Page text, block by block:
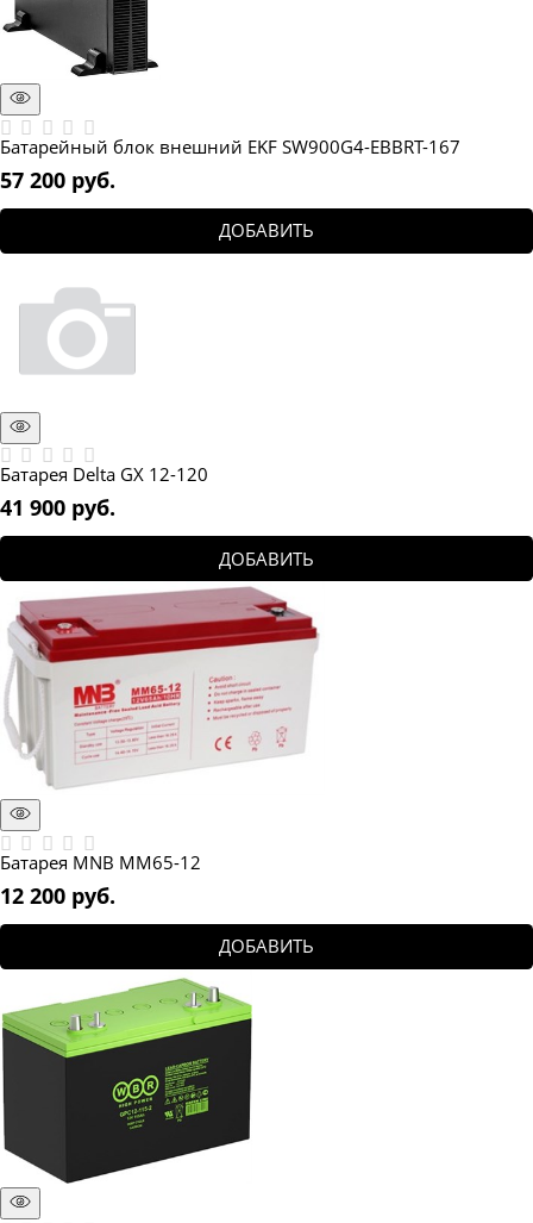
Батарейный блок внешний EKF SW900G4-EBBRT-167
57 200 руб.
ДОБАВИТЬ
Батарея Delta GX 12-120
41 900 руб.
ДОБАВИТЬ
Батарея MNB MM65-12
12 200 руб.
ДОБАВИТЬ